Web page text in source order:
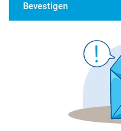
Bevestigen